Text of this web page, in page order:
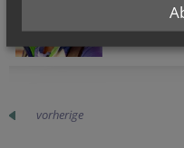
vorherige